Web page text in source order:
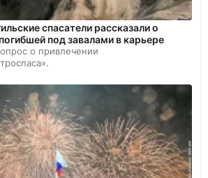
спасатели рассказали о
под завалами в карьере
о привлечении